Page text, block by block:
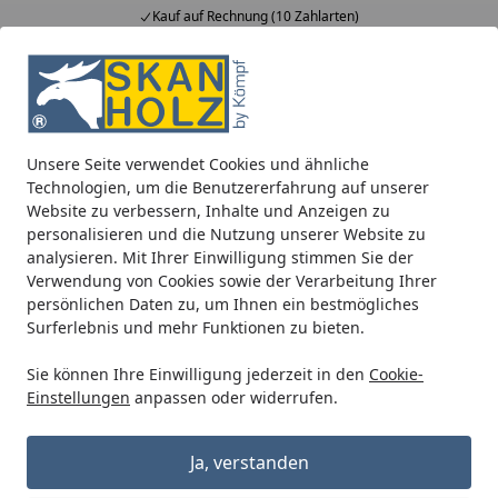
Unsere Seite verwendet Cookies und ähnliche
Technologien, um die Benutzererfahrung auf unserer
Website zu verbessern, Inhalte und Anzeigen zu
personalisieren und die Nutzung unserer Website zu
analysieren. Mit Ihrer Einwilligung stimmen Sie der
Verwendung von Cookies sowie der Verarbeitung Ihrer
persönlichen Daten zu, um Ihnen ein bestmögliches
Surferlebnis und mehr Funktionen zu bieten.
Sie können Ihre Einwilligung jederzeit in den Cookie-
Einstellungen anpassen oder widerrufen.
Ja, verstanden
Kauf auf Rechnung (10 Zahlarten)
Alle Produkte
Mein Konto
Suchen
Startseite
Metall Dachrinnenset 323MB für Satteldächer bis 2 x 300
Metall Dachrinnenset 323MB für
Satteldächer bis 2 x 300 cm mit
Kunststofffallrohr(en)